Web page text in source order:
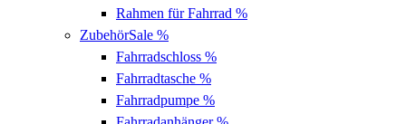
Rahmen für Fahrrad %
ZubehörSale %
Fahrradschloss %
Fahrradtasche %
Fahrradpumpe %